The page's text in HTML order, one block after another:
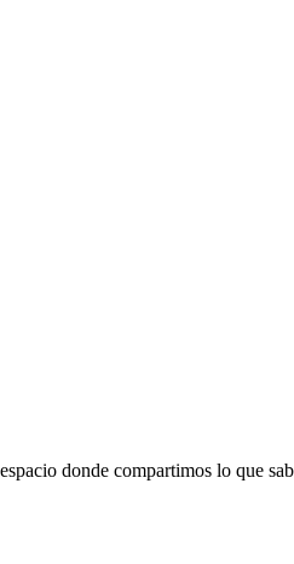
donde compartimos lo que